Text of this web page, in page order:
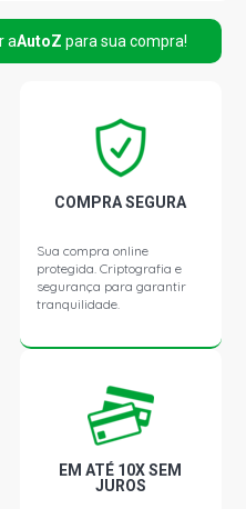
aAutoZ para sua compra!
COMPRA SEGURA
Sua compra online
protegida. Criptografia e
segurança para garantir
tranquilidade.
EM ATÉ 10X SEM
JUROS